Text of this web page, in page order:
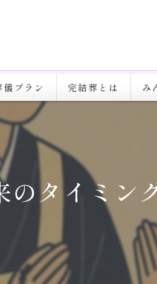
儀プラン 完結葬とは み
のタイミン